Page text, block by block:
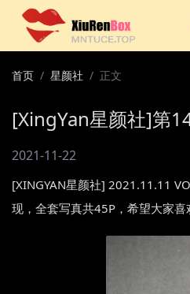
首页 星颜社 正文
[XingYan星颜社]第
2021-11-22
[XINGYAN星颜社] 2021.11.11
现，全套写真共45P，希望大家